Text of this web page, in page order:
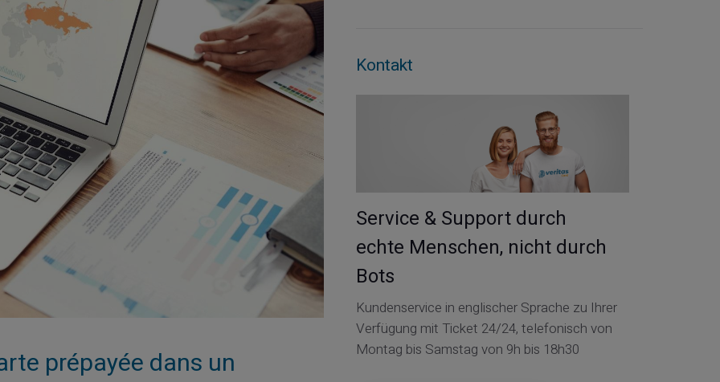
prépayée dans un
Kontakt
Service & Support durch
echte Menschen, nicht durch
Bots
Kundenservice in englischer Sprache zu Ihrer
Verfügung mit Ticket 24/24, telefonisch von
Montag bis Samstag von 9h bis 18h30